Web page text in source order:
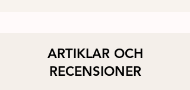
ARTIKLAR OCH
RECENSIONER